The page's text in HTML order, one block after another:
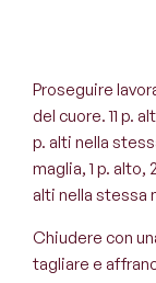
Proseguire
del cuore. 11 p.
p. alti nella
maglia, 1 p. alto,
alti nella stessa
Chiudere con
tagliare e